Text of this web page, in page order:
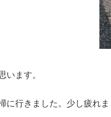
います。
に行きました。少し疲れ